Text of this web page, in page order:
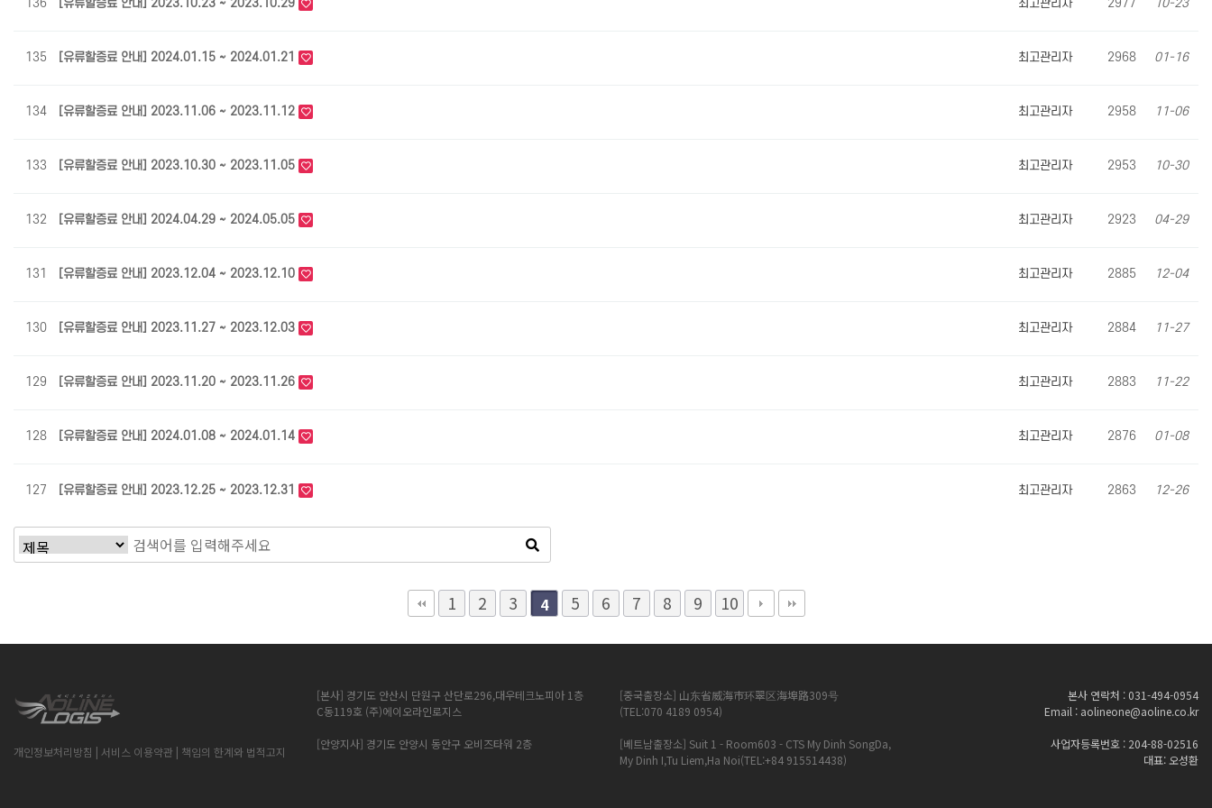
136 [유류할증료 안내] 2023.10.23 ~ 2023.10.29 최고관리자 2977 10-23
135 [유류할증료 안내] 2024.01.15 ~ 2024.01.21 최고관리자 2968 01-16
134 [유류할증료 안내] 2023.11.06 ~ 2023.11.12 최고관리자 2958 11-06
133 [유류할증료 안내] 2023.10.30 ~ 2023.11.05 최고관리자 2953 10-30
132 [유류할증료 안내] 2024.04.29 ~ 2024.05.05 최고관리자 2923 04-29
131 [유류할증료 안내] 2023.12.04 ~ 2023.12.10 최고관리자 2885 12-04
130 [유류할증료 안내] 2023.11.27 ~ 2023.12.03 최고관리자 2884 11-27
129 [유류할증료 안내] 2023.11.20 ~ 2023.11.26 최고관리자 2883 11-22
128 [유류할증료 안내] 2024.01.08 ~ 2024.01.14 최고관리자 2876 01-08
127 [유류할증료 안내] 2023.12.25 ~ 2023.12.31 최고관리자 2863 12-26
1 2 3 4 5 6 7 8 9 10
개인정보처리방침 | 서비스 이용약관 | 책임의 한계와 법적고지
[본사] 경기도 안산시 단원구 산단로296,대우테크노피아 1층
C동119호 (주)에이오라인로지스
[안양지사] 경기도 안양시 동안구 오비즈타워 2층
[중국출장소] 山东省威海市环翠区海埠路309号
(TEL:070 4189 0954)
[베트남출장소] Suit 1 - Room603 - CTS My Dinh SongDa,
My Dinh I,Tu Liem,Ha Noi(TEL:+84 915514438)
본사 연락처 : 031-494-0954
Email : aolineone@aoline.co.kr
사업자등록번호 : 204-88-02516
대표: 오성환